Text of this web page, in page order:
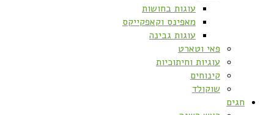
עוגות בחושות
מאפינס וקאפקייקס
עוגות גבינה
פאי וטארט
עוגיות וחיתוכיות
קינוחים
שוקולד
חגים